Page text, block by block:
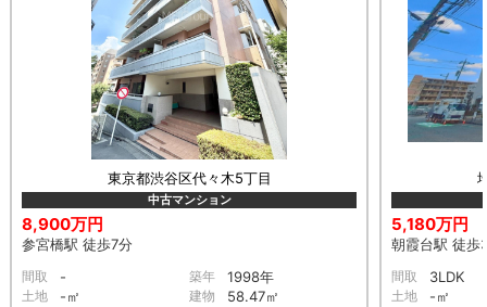
東京都渋谷区代々木5丁目
中古マンション
8,900万円
参宮橋駅 徒歩7分
間取 - 築年 1998年
土地 -㎡ 建物 58.47㎡
5,180万円
朝霞台駅 徒歩
間取 3LDK
土地 -㎡